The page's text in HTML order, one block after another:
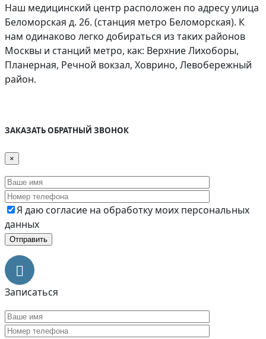
Наш медицинский центр расположен по адресу улица
Беломорская д. 26. (станция метро Беломорская). К
нам одинаково легко добираться из таких районов
Москвы и станций метро, как: Верхние Лихоборы,
Планерная, Речной вокзал, Ховрино, Левобережный
район.
ЗАКАЗАТЬ ОБРАТНЫЙ ЗВОНОК
×
Я даю согласие на обработку моих персональных
данных
Записаться